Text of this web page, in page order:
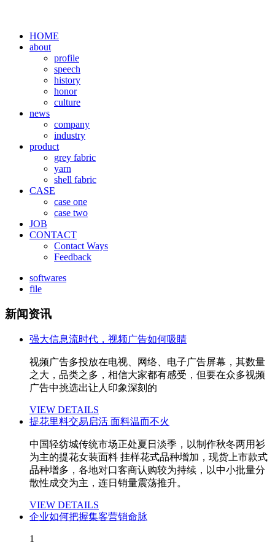
HOME
about
profile
speech
history
honor
culture
news
company
industry
product
grey fabric
yarn
shell fabric
CASE
case one
case two
JOB
CONTACT
Contact Ways
Feedback
softwares
file
新闻资讯
强大信息流时代，视频广告如何吸睛
视频广告多投放在电视、网络、电子广告屏幕，其数量
之大，品类之多，相信大家都有感受，但要在众多视频
广告中挑选出让人印象深刻的
VIEW DETAILS
提花里料交易启活 面料温而不火
中国轻纺城传统市场正处夏日淡季，以制作秋冬两用衫
为主的提花女装面料 挂样花式品种增加，现货上市款式
品种增多，各地对口客商认购较为持续，以中小批量分
散性成交为主，连日销量震荡推升。
VIEW DETAILS
企业如何把握集客营销命脉
1